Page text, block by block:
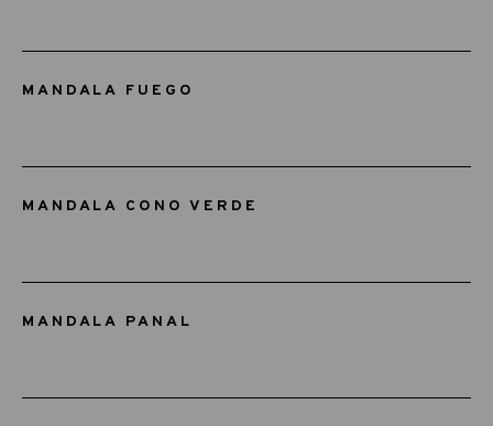
MANDALA FUEGO
MANDALA CONO VERDE
MANDALA PANAL